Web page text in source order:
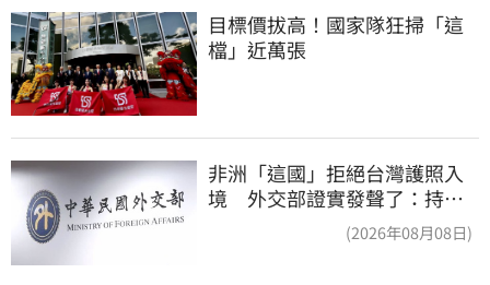
目標價拔高！國家隊狂掃「這
檔」近萬張
非洲「這國」拒絕台灣護照入
境 外交部證實發聲了：持續
(2026年08月08日)